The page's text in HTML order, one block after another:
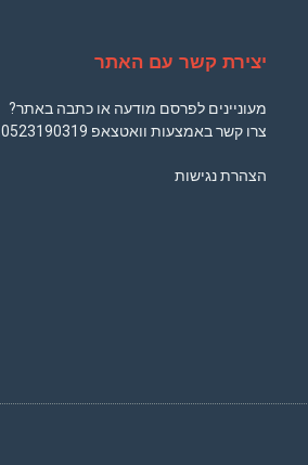
יצירת קשר עם האתר
מעוניינים לפרסם מודעה או כתבה באתר?
צרו קשר באמצעות וואטצאפ 0523190319
הצהרת נגישות